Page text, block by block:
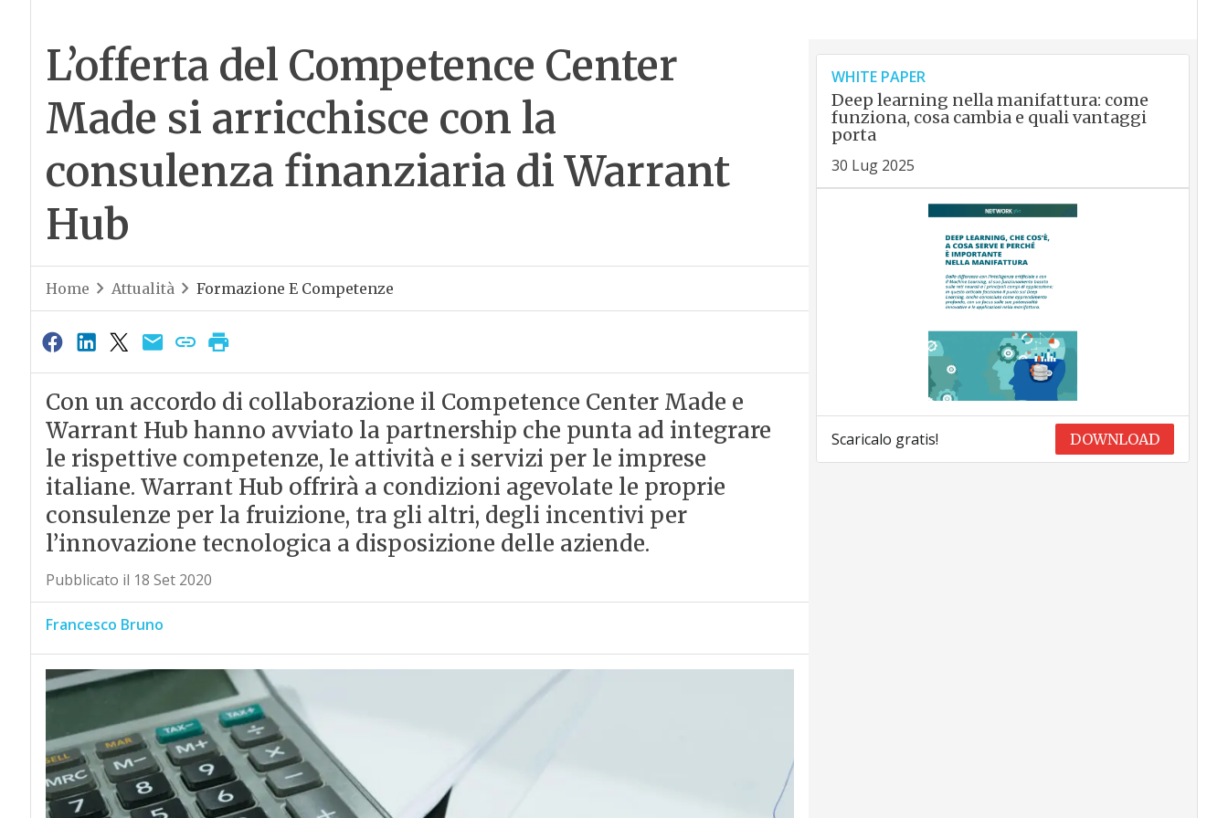
L’offerta del Competence Center
Made si arricchisce con la
consulenza finanziaria di Warrant
Hub
Home Attualità Formazione E Competenze
Con un accordo di collaborazione il Competence Center Made e
Warrant Hub hanno avviato la partnership che punta ad integrare
le rispettive competenze, le attività e i servizi per le imprese
italiane. Warrant Hub offrirà a condizioni agevolate le proprie
consulenze per la fruizione, tra gli altri, degli incentivi per
l’innovazione tecnologica a disposizione delle aziende.
Pubblicato il 18 Set 2020
Francesco Bruno
WHITE PAPER
Deep learning nella manifattura: come
funziona, cosa cambia e quali vantaggi
porta
30 Lug 2025
Scaricalo gratis! DOWNLOAD